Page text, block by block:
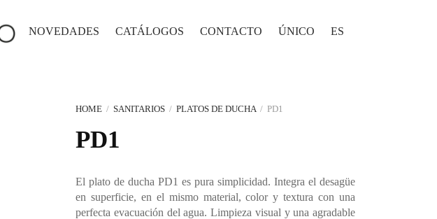
NOVEDADES CATÁLOGOS CONTACTO ÚNICO ES
HOME / SANITARIOS / PLATOS DE DUCHA / PD1
PD1
El plato de ducha PD1 es pura simplicidad. Integra el desagüe
en superficie, en el mismo material, color y textura con una
perfecta evacuación del agua. Limpieza visual y una agradable